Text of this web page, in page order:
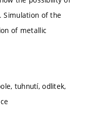
Simulation of the
of metallic
tuhnutí, odlitek,